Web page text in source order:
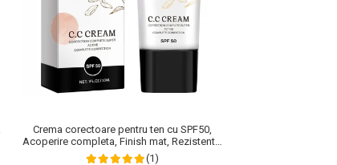
Crema corectoare pentru ten cu SPF50,
Acoperire completa, Finish mat, Rezistenta,
Anti Roseata, CC Cream Sefudun, 30 ml
(1)